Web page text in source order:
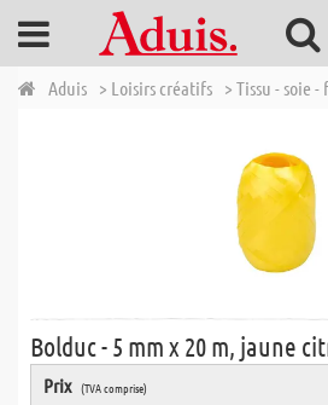
Aduis > Loisirs créatifs > Tissu - soie
Bolduc - 5 mm x 20 m, jaune
Prix (TVA comprise)